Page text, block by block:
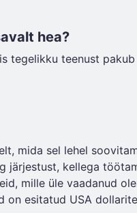
hea?
tegelikku teenust
mida sel lehel
järjestust, kellega
mille üle vaadanud
esitatud USA